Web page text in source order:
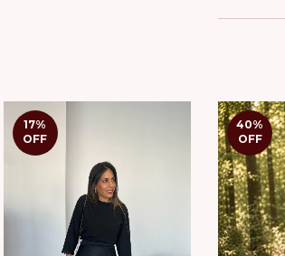
17%
OFF
40%
OFF